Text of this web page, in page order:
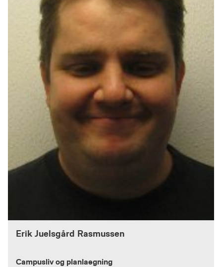
Erik Juelsgård Rasmussen
Campusliv og planlaegning